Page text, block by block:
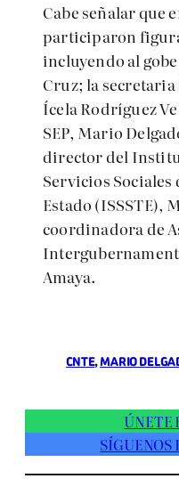
Cabe señalar que
participaron
incluyendo al
Cruz; la
Ícela Rodríguez
SEP, Mario
director del
Servicios
Estado (ISSSTE),
coordinadora de
Amaya.
CNTE, MARIO
ÚNETE
SÍGUENOS